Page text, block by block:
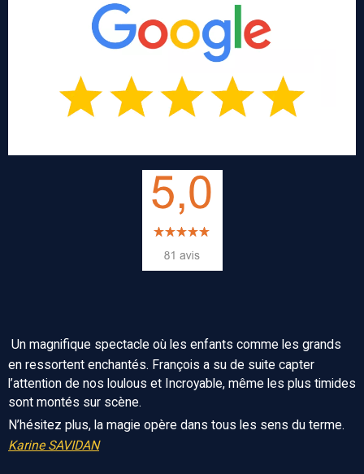
Un magnifique spectacle où les enfants comme les grands
en ressortent enchantés. François a su de suite capter
l’attention de nos loulous et Incroyable, même les plus timides
sont montés sur scène.
N’hésitez plus, la magie opère dans tous les sens du terme.
Karine SAVIDAN